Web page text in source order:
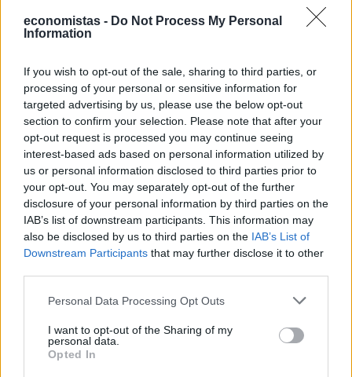
economistas - Do Not Process My Personal
Information
If you wish to opt-out of the sale, sharing to third parties, or
processing of your personal or sensitive information for
targeted advertising by us, please use the below opt-out
section to confirm your selection. Please note that after your
opt-out request is processed you may continue seeing
interest-based ads based on personal information utilized by
us or personal information disclosed to third parties prior to
your opt-out. You may separately opt-out of the further
disclosure of your personal information by third parties on the
IAB’s list of downstream participants. This information may
also be disclosed by us to third parties on the IAB’s List of
Downstream Participants that may further disclose it to other
Personal Data Processing Opt Outs
I want to opt-out of the Sharing of my
personal data.
Opted In